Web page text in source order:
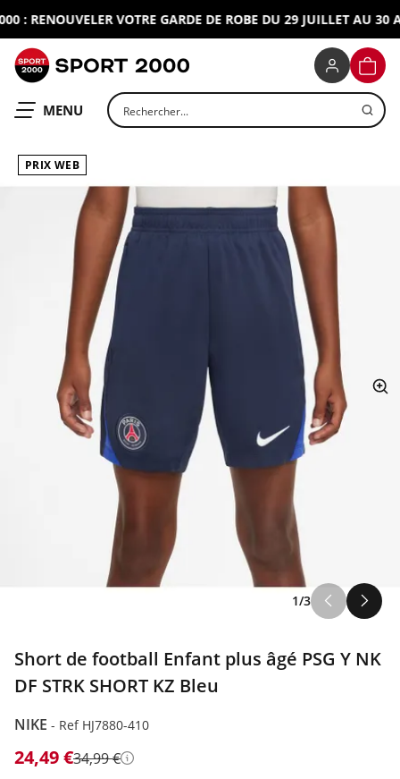
: RENOUVELER VOTRE GARDE DE ROBE DU 29 JUILLET AU 30
OUVRIR LE
MENU Rechercher un produit
PRIX WEB
1/3
Short de football Enfant plus âgé PSG Y NK
DF STRK SHORT KZ Bleu
NIKE - Ref HJ7880-410
24,49 €34,99 € Détails